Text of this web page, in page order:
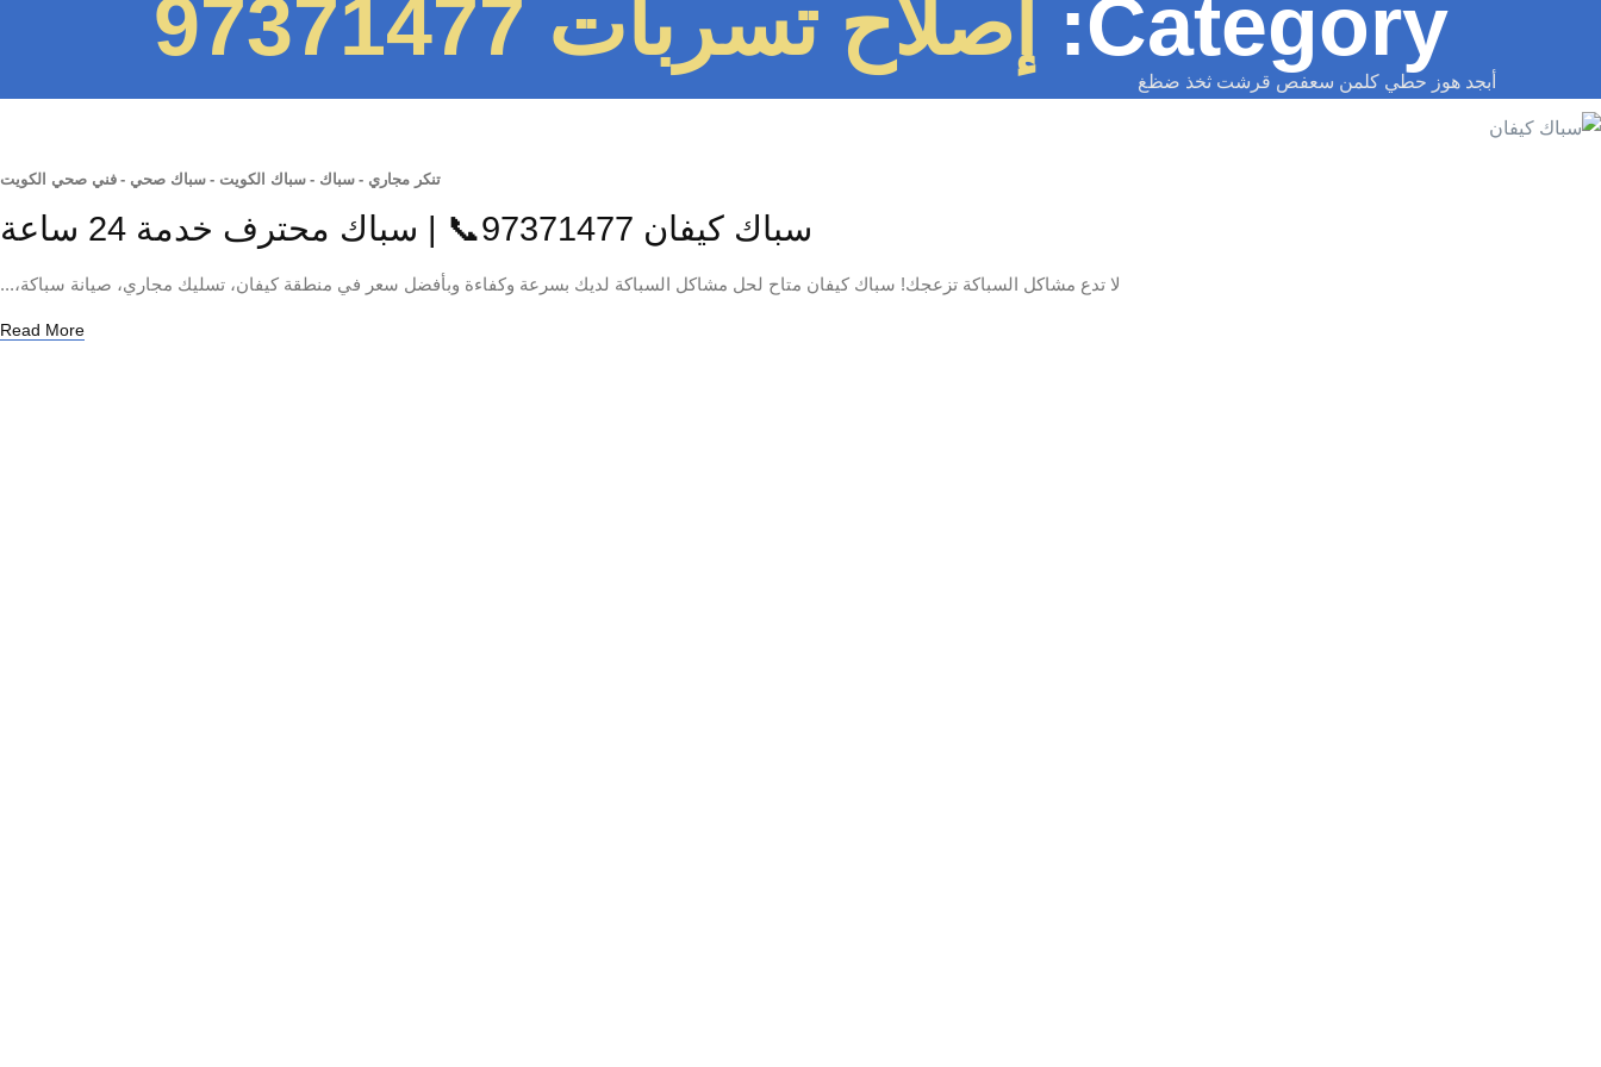
Category: إصلاح تسربات 97371477
أبجد هوز حطي كلمن سعفص قرشت ثخذ ضظغ
تنكر مجاري - سباك - سباك الكويت - سباك صحي - فني صحي الكويت
سباك كيفان 97371477📞 | سباك محترف خدمة 24 ساعة
لا تدع مشاكل السباكة تزعجك! سباك كيفان متاح لحل مشاكل السباكة لديك بسرعة وكفاءة وبأفضل سعر في منطقة كيفان، تسليك مجاري، صيانة سباكة،...
Read More